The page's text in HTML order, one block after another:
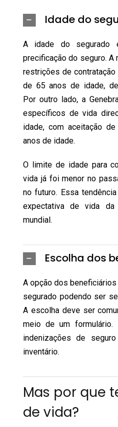
Idade do
A idade do segurado
precificação do seguro.
restrições de
de 65 anos de idade,
Por outro lado, a
específicos de vida
idade, com aceitação
anos de idade.
O limite de idade para
vida já foi menor no
no futuro. Essa
expectativa de vida da
mundial.
Escolha dos
A opção dos
segurado podendo ser
A escolha deve ser
meio de um
indenizações de
inventário.
Mas por que
de vida?